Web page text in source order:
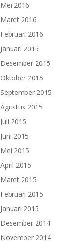
Mei 2016
Maret 2016
Februari 2016
Januari 2016
Desember 2015
Oktober 2015
September 2015
Agustus 2015
Juli 2015
Juni 2015
Mei 2015
April 2015
Maret 2015
Februari 2015
Januari 2015
Desember 2014
November 2014